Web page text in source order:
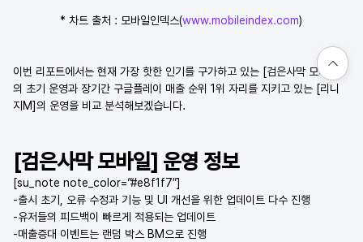
* 차트 출처 : 모바일인덱스(www.mobileindex.com)
이번 리포트에서는 현재 가장 핫한 인기를 구가하고 있는 [검은사막 모바일]
의 초기 운영과 장기간 구글플레이 매출 순위 1위 자리를 지키고 있는 [리니
지M]의 운영을 비교 분석해보겠습니다.
[검은사막 모바일] 운영 정보
[su_note note_color=”#e8f1f7″]
-출시 초기, 오류 수정과 기능 및 UI 개선을 위한 업데이트 다수 진행
-유저들의 피드백이 빠르게 적용되는 업데이트
-매출증대 이벤트는 랜덤 박스 BM으로 진행